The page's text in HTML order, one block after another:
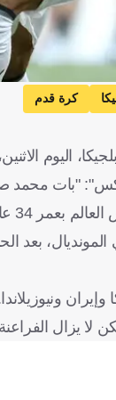
كرة قدم
اليوم
"بات محمد
34 عاما".